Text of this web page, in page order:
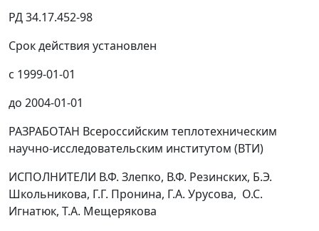
РД 34.17.452-98
Срок действия установлен
с 1999-01-01
до 2004-01-01
РАЗРАБОТАН Всероссийским теплотехническим
научно-исследовательским институтом (ВТИ)
ИСПОЛНИТЕЛИ В.Ф. Злепко, В.Ф. Резинских, Б.Э.
Школьникова, Г.Г. Пронина, Г.А. Урусова, О.С.
Игнатюк, Т.А. Мещерякова